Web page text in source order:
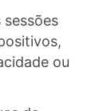
sessões
ou